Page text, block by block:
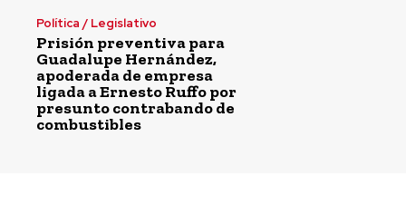
Política / Legislativo
Prisión preventiva para
Guadalupe Hernández,
apoderada de empresa
ligada a Ernesto Ruffo por
presunto contrabando de
combustibles